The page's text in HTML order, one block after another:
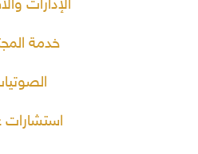
الإدارات
خدمة
استشارات